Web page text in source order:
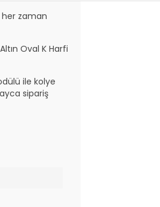
her zaman
Oval K Harfi
ile kolye
sipariş